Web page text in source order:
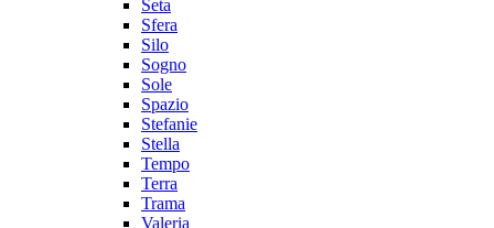
Seta
Sfera
Silo
Sogno
Sole
Spazio
Stefanie
Stella
Tempo
Terra
Trama
Valeria